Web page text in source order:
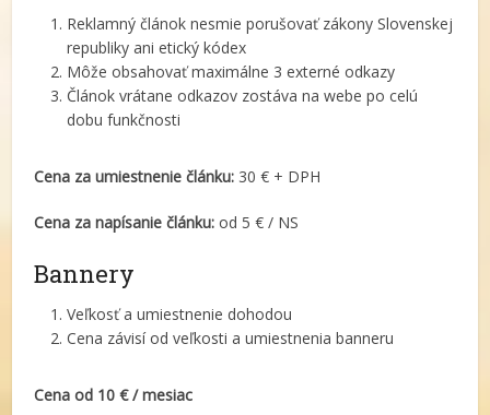
Reklamný článok nesmie porušovať zákony Slovenskej
republiky ani etický kódex
Môže obsahovať maximálne 3 externé odkazy
Článok vrátane odkazov zostáva na webe po celú
dobu funkčnosti
Cena za umiestnenie článku: 30 € + DPH
Cena za napísanie článku: od 5 € / NS
Bannery
Veľkosť a umiestnenie dohodou
Cena závisí od veľkosti a umiestnenia banneru
Cena od 10 € / mesiac